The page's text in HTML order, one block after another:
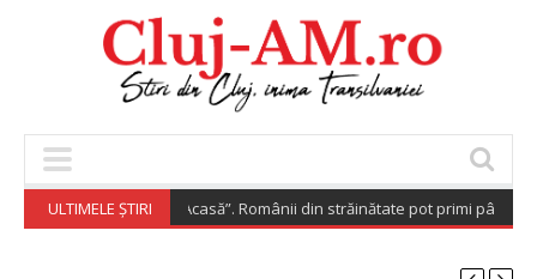
ULTIMELE ȘTIRI
„Diaspora Investește Acasă”. Românii din străinătate pot primi până la